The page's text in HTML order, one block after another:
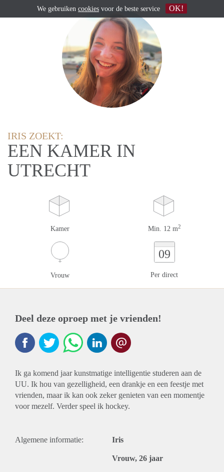
IRIS ZOEKT:
EEN KAMER IN
UTRECHT
Kamer Min. 12 m2
Vrouw
09
Per direct
Deel deze oproep met je vrienden!
Ik ga komend jaar kunstmatige intelligentie studeren aan de
UU. Ik hou van gezelligheid, een drankje en een feestje met
vrienden, maar ik kan ook zeker genieten van een momentje
voor mezelf. Verder speel ik hockey.
Algemene informatie: Iris
Vrouw, 26 jaar
We gebruiken cookies voor de beste service OK!